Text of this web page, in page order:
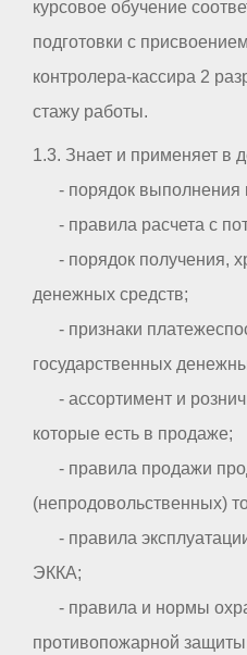
курсовое обучение
подготовки с
контролера-кассира 2
стажу работы.
1.3. Знает и применяет в
- порядок выполнения
- правила расчета с
- порядок получения,
денежных средств;
- признаки
государственных
- ассортимент и
которые есть в продаже;
- правила продажи
(непродовольственных)
- правила
ЭККА;
- правила и нормы
противопожарной